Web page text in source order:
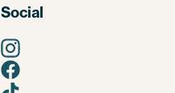
Social